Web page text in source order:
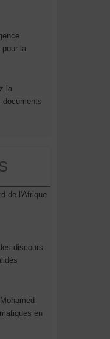
la
la
documents
de l'Afrique
discours
en